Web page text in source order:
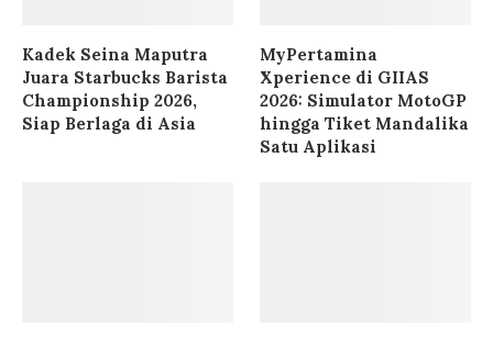
Kadek Seina Maputra
Juara Starbucks Barista
Championship 2026,
Siap Berlaga di Asia
MyPertamina
Xperience di GIIAS
2026: Simulator MotoGP
hingga Tiket Mandalika
Satu Aplikasi